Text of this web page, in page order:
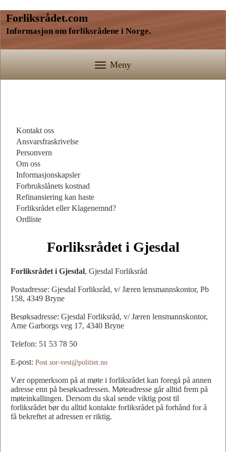
Informasjon om forliksrådene i Norge.
Forliksrådet.com
Meny
Kontakt oss
Ansvarsfraskrivelse
Personvern
Om oss
Informasjonskapsler
Forbrukslånets kostnad
Refinansiering kan haste
Forliksrådet eller Klagenemnd?
Ordliste
Forliksrådet i Gjesdal
Forliksrådet i Gjesdal, Gjesdal Forliksråd
Postadresse: Gjesdal Forliksråd, v/ Jæren lensmannskontor, Pb
158, 4349 Bryne
Besøksadresse: Gjesdal Forliksråd, v/ Jæren lensmannskontor,
Arne Garborgs veg 17, 4340 Bryne
Telefon: 51 53 78 50
E-post: Post.sor-vest@politiet.no
Vær oppmerksom på at møte i forliksrådet kan foregå på annen
adresse enn på besøksadressen. Møteadresse går alltid frem på
møteinkallingen. Dersom du skal sende viktig post til
forliksrådet bør du alltid kontakte forliksrådet på forhånd for å
få bekreftet at adressen er riktig.